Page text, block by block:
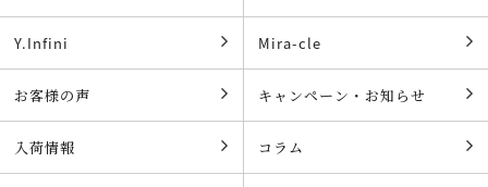
Y.Infini Mira-cle
お客様の声 キャンペーン・お知らせ
入荷情報 コラム